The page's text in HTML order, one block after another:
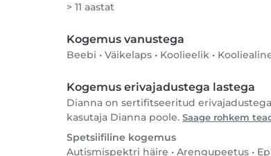
> 11 aastat
Kogemus vanustega
Beebi • Väikelaps • Koolieelik •
Kogemus erivajadustega lastega
Dianna on sertifitseeritud
kasutaja Dianna poole. Saage rohkem
Spetsiifiline kogemus
Autismispektri häire • Arengupeetus •